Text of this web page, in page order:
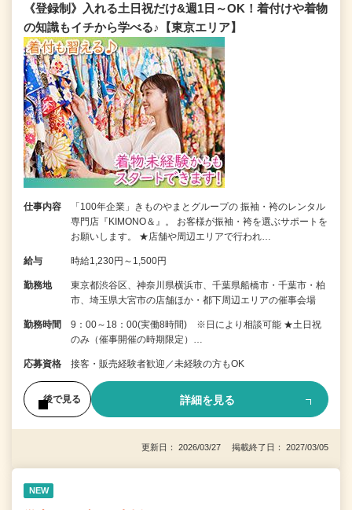
《登録制》入れる土日祝だけ&週1日～OK！着付けや着物
の知識もイチから学べる♪【東京エリア】
仕事内容
「100年企業」きものやまとグループの 振袖・袴のレンタル
専門店『KIMONO＆』。 お客様が振袖・袴を選ぶサポートを
お願いします。 ★店舗や周辺エリアで行われ…
給与 時給1,230円～1,500円
勤務地
東京都渋谷区、神奈川県横浜市、千葉県船橋市・千葉市・柏
市、埼玉県大宮市の店舗ほか・都下周辺エリアの催事会場
勤務時間
9：00～18：00(実働8時間) ※日により相談可能 ★土日祝
のみ（催事開催の時期限定）…
応募資格 接客・販売経験者歓迎／未経験の方もOK
後で見る 詳細を見る
更新日： 2026/03/27 掲載終了日： 2027/03/05
NEW